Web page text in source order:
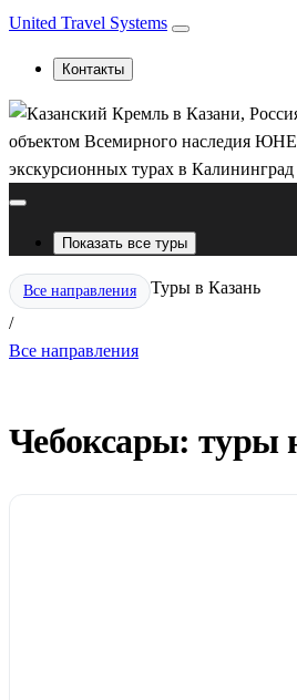
United Travel Systems
Контакты
Показать все туры
Все направления
/
Туры в Казань
Все направления
Чебоксары: туры